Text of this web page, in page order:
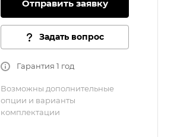
Отправить заявку
Задать вопрос
Гарантия 1 год
Возможны дополнительные
опции и варианты
комплектации